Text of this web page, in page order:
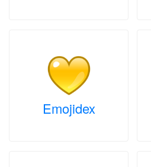
Emojidex